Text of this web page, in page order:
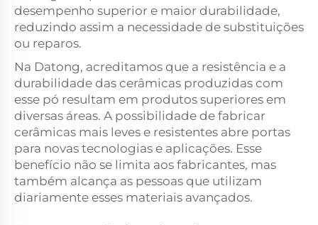
desempenho superior e maior durabilidade,
reduzindo assim a necessidade de substituições
ou reparos.
Na Datong, acreditamos que a resistência e a
durabilidade das cerâmicas produzidas com
esse pó resultam em produtos superiores em
diversas áreas. A possibilidade de fabricar
cerâmicas mais leves e resistentes abre portas
para novas tecnologias e aplicações. Esse
benefício não se limita aos fabricantes, mas
também alcança as pessoas que utilizam
diariamente esses materiais avançados.